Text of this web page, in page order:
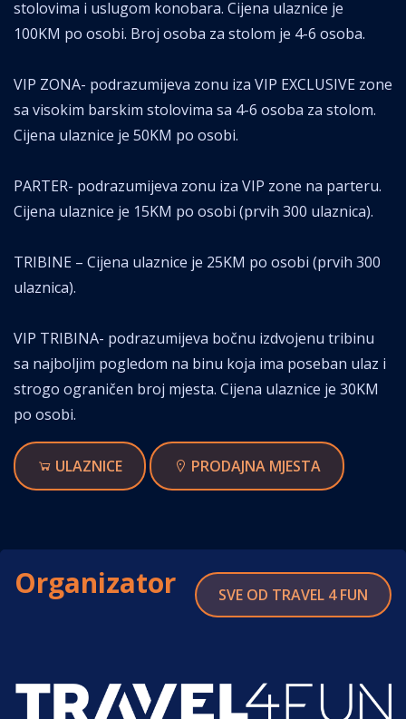
stolovima i uslugom konobara. Cijena ulaznice je
100KM po osobi. Broj osoba za stolom je 4-6 osoba.
VIP ZONA- podrazumijeva zonu iza VIP EXCLUSIVE zone
sa visokim barskim stolovima sa 4-6 osoba za stolom.
Cijena ulaznice je 50KM po osobi.
PARTER- podrazumijeva zonu iza VIP zone na parteru.
Cijena ulaznice je 15KM po osobi (prvih 300 ulaznica).
TRIBINE – Cijena ulaznice je 25KM po osobi (prvih 300
ulaznica).
VIP TRIBINA- podrazumijeva bočnu izdvojenu tribinu
sa najboljim pogledom na binu koja ima poseban ulaz i
strogo ograničen broj mjesta. Cijena ulaznice je 30KM
po osobi.
ULAZNICE PRODAJNA MJESTA
SVE OD TRAVEL 4 FUN
Organizator